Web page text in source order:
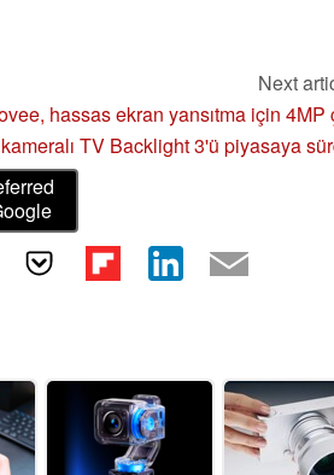
Next
hassas ekran yansıtma için 4MP
kameralı TV Backlight 3'ü piyasaya